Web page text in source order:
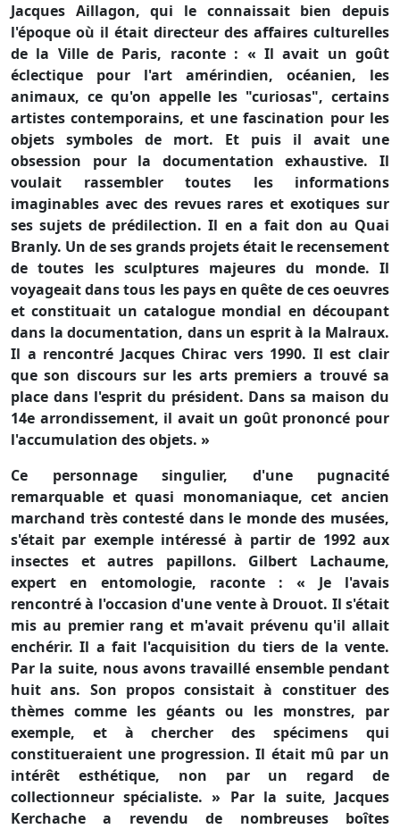
Jacques Aillagon, qui le connaissait bien depuis
l'époque où il était directeur des affaires culturelles
de la Ville de Paris, raconte : « Il avait un goût
éclectique pour l'art amérindien, océanien, les
animaux, ce qu'on appelle les "curiosas", certains
artistes contemporains, et une fascination pour les
objets symboles de mort. Et puis il avait une
obsession pour la documentation exhaustive. Il
voulait rassembler toutes les informations
imaginables avec des revues rares et exotiques sur
ses sujets de prédilection. Il en a fait don au Quai
Branly. Un de ses grands projets était le recensement
de toutes les sculptures majeures du monde. Il
voyageait dans tous les pays en quête de ces oeuvres
et constituait un catalogue mondial en découpant
dans la documentation, dans un esprit à la Malraux.
Il a rencontré Jacques Chirac vers 1990. Il est clair
que son discours sur les arts premiers a trouvé sa
place dans l'esprit du président. Dans sa maison du
14e arrondissement, il avait un goût prononcé pour
l'accumulation des objets. »
Ce personnage singulier, d'une pugnacité
remarquable et quasi monomaniaque, cet ancien
marchand très contesté dans le monde des musées,
s'était par exemple intéressé à partir de 1992 aux
insectes et autres papillons. Gilbert Lachaume,
expert en entomologie, raconte : « Je l'avais
rencontré à l'occasion d'une vente à Drouot. Il s'était
mis au premier rang et m'avait prévenu qu'il allait
enchérir. Il a fait l'acquisition du tiers de la vente.
Par la suite, nous avons travaillé ensemble pendant
huit ans. Son propos consistait à constituer des
thèmes comme les géants ou les monstres, par
exemple, et à chercher des spécimens qui
constitueraient une progression. Il était mû par un
intérêt esthétique, non par un regard de
collectionneur spécialiste. » Par la suite, Jacques
Kerchache a revendu de nombreuses boîtes